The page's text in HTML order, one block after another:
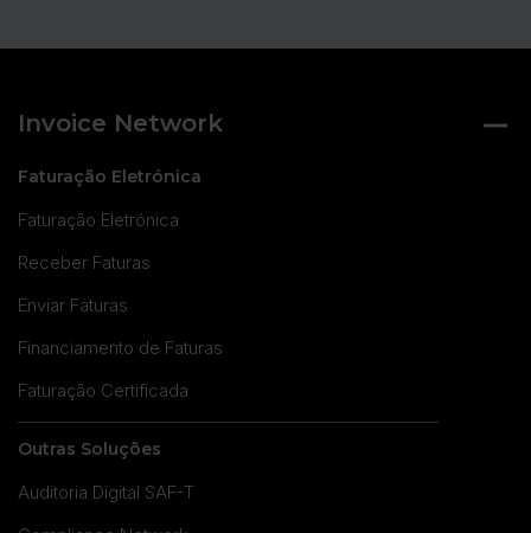
Invoice Network
Faturação Eletrónica
Faturação Eletrónica
Receber Faturas
Enviar Faturas
Financiamento de Faturas
Faturação Certificada
Outras Soluções
Auditoria Digital SAF-T